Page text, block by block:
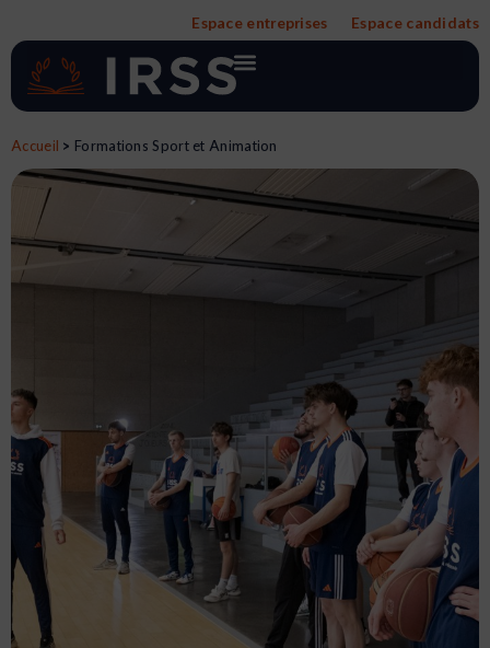
contenu
Espace entreprises Espace candidats
Accueil > Formations Sport et Animation